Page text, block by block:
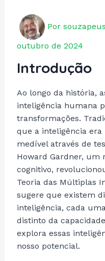
Por
outubro de 2024
Introdução
Ao longo da história,
inteligência humana
transformações.
que a inteligência
medível através de
Howard Gardner, um
cognitivo,
Teoria das Múltiplas
sugere que existem
inteligência, cada
distinto da
explora essas
nosso potencial.